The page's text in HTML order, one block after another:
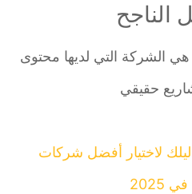
التي لديها محتوى
حقيقي
لاختيار أفضل شركات